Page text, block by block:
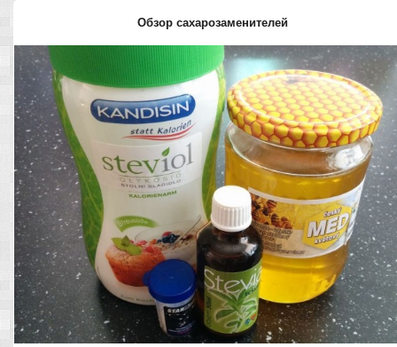
Обзор сахарозаменителей